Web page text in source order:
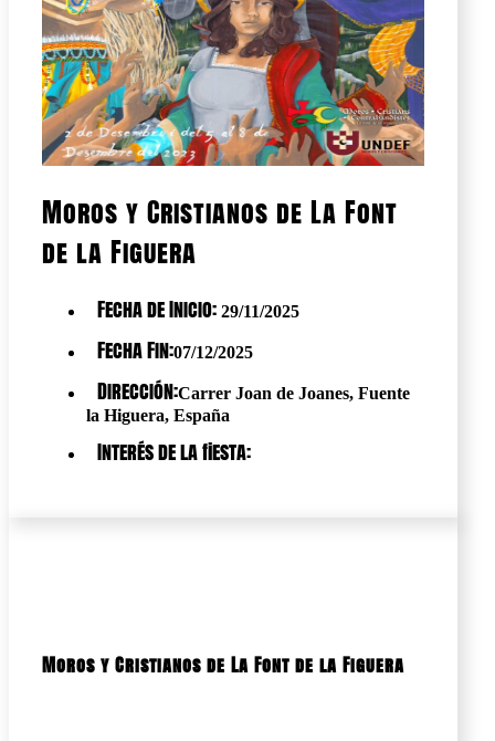
Moros y Cristianos de La Font
de la Figuera
Fecha de Inicio: 29/11/2025
Fecha Fin:07/12/2025
Dirección:Carrer Joan de Joanes, Fuente
la Higuera, España
Interés de la fiesta:
Moros y Cristianos de La Font de la Figuera